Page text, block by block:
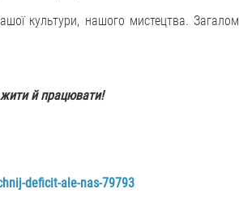
культури, нашого мистецтва. Загалом
й працювати!
deficit-ale-nas-79793